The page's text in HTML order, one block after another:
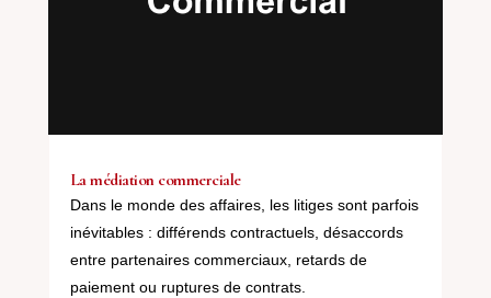
La médiation commerciale
Dans le monde des affaires, les litiges sont parfois
inévitables : différends contractuels, désaccords
entre partenaires commerciaux, retards de
paiement ou ruptures de contrats.